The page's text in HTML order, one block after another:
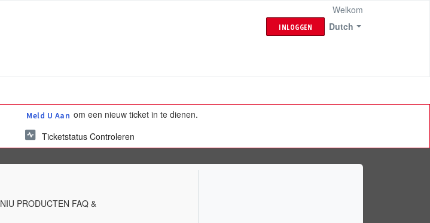
Dutch
Welkom
INLOGGEN
Meld U Aan om een nieuw ticket in te dienen.
Ticketstatus Controleren
NIU PRODUCTEN FAQ &